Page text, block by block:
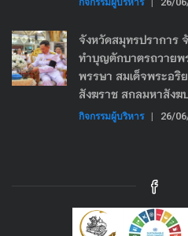
จังหวัดสมุทรปราการ
ทำบุญตักบาตรถวายพ
พรรษา สมเด็จพระอ
สังฆราช สกลมหาสัง
กิจกรรมผู้บริหาร | 26/